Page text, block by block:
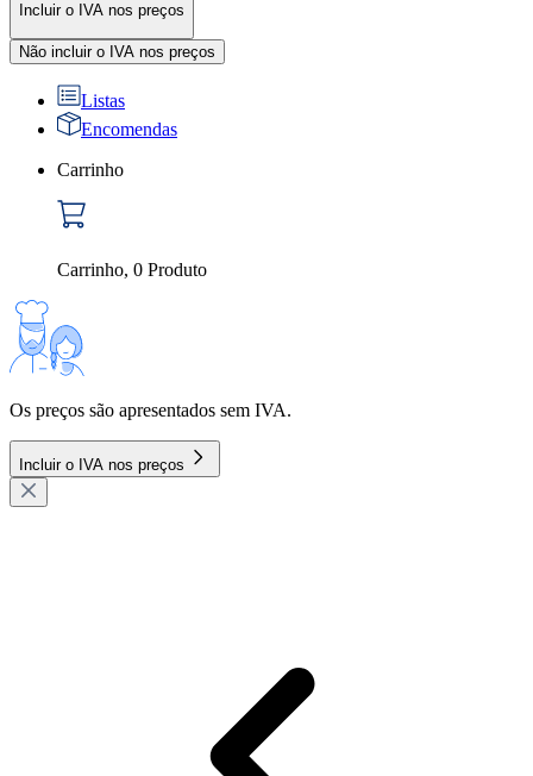
Incluir o IVA nos preços
Não incluir o IVA nos preços
Listas
Encomendas
Carrinho
Carrinho, 0 Produto
Os preços são apresentados sem IVA.
Incluir o IVA nos preços